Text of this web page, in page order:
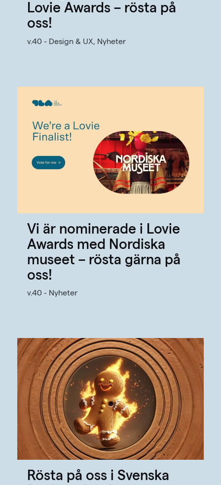
Lovie Awards – rösta på
oss!
v.40 - Design & UX, Nyheter
Vi är nominerade i Lovie
Awards med Nordiska
museet – rösta gärna på
oss!
v.40 - Nyheter
Rösta på oss i Svenska